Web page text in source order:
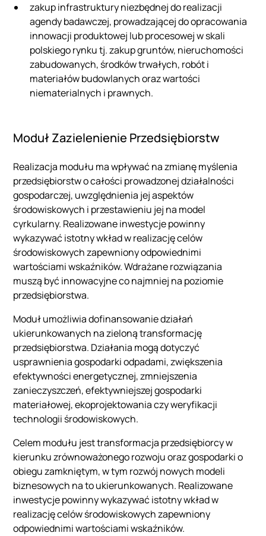
zakup infrastruktury niezbędnej do realizacji
agendy badawczej, prowadzającej do opracowania
innowacji produktowej lub procesowej w skali
polskiego rynku tj. zakup gruntów, nieruchomości
zabudowanych, środków trwałych, robót i
materiałów budowlanych oraz wartości
niematerialnych i prawnych.
Moduł Zazielenienie Przedsiębiorstw
Realizacja modułu ma wpływać na zmianę myślenia
przedsiębiorstw o całości prowadzonej działalności
gospodarczej, uwzględnienia jej aspektów
środowiskowych i przestawieniu jej na model
cyrkularny. Realizowane inwestycje powinny
wykazywać istotny wkład w realizację celów
środowiskowych zapewniony odpowiednimi
wartościami wskaźników. Wdrażane rozwiązania
muszą być innowacyjne co najmniej na poziomie
przedsiębiorstwa.
Moduł umożliwia dofinansowanie działań
ukierunkowanych na zieloną transformację
przedsiębiorstwa. Działania mogą dotyczyć
usprawnienia gospodarki odpadami, zwiększenia
efektywności energetycznej, zmniejszenia
zanieczyszczeń, efektywniejszej gospodarki
materiałowej, ekoprojektowania czy weryfikacji
technologii środowiskowych.
Celem modułu jest transformacja przedsiębiorcy w
kierunku zrównoważonego rozwoju oraz gospodarki o
obiegu zamkniętym, w tym rozwój nowych modeli
biznesowych na to ukierunkowanych. Realizowane
inwestycje powinny wykazywać istotny wkład w
realizację celów środowiskowych zapewniony
odpowiednimi wartościami wskaźników.